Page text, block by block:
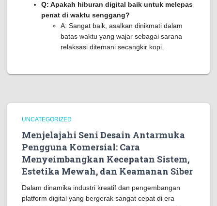
Q: Apakah hiburan digital baik untuk melepas
penat di waktu senggang?
A: Sangat baik, asalkan dinikmati dalam
batas waktu yang wajar sebagai sarana
relaksasi ditemani secangkir kopi.
UNCATEGORIZED
Menjelajahi Seni Desain Antarmuka
Pengguna Komersial: Cara
Menyeimbangkan Kecepatan Sistem,
Estetika Mewah, dan Keamanan Siber
Dalam dinamika industri kreatif dan pengembangan
platform digital yang bergerak sangat cepat di era